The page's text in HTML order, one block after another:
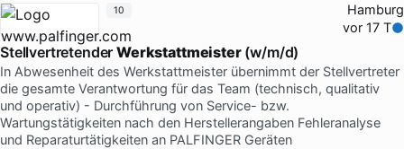
Hamburg
vor 17 T
StellvertretenderWerkstattmeister(w/m/d)
In Abwesenheit des Werkstattmeister übernimmt der Stellvertreter
die gesamte Verantwortung für das Team (technisch, qualitativ
und operativ) - Durchführung von Service- bzw.
Wartungstätigkeiten nach den Herstellerangaben Fehleranalyse
und Reparaturtätigkeiten an PALFINGER Geräten
10